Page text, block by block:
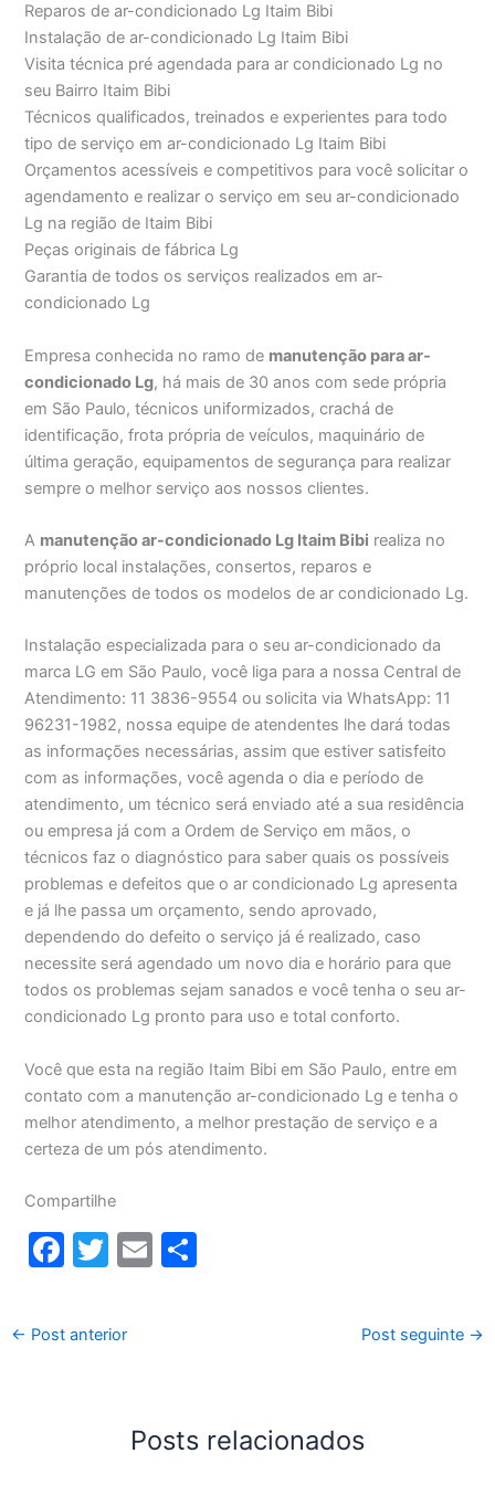
Reparos de ar-condicionado Lg Itaim Bibi
Instalação de ar-condicionado Lg Itaim Bibi
Visita técnica pré agendada para ar condicionado Lg no
seu Bairro Itaim Bibi
Técnicos qualificados, treinados e experientes para todo
tipo de serviço em ar-condicionado Lg Itaim Bibi
Orçamentos acessíveis e competitivos para você solicitar o
agendamento e realizar o serviço em seu ar-condicionado
Lg na região de Itaim Bibi
Peças originais de fábrica Lg
Garantia de todos os serviços realizados em ar-
condicionado Lg
Empresa conhecida no ramo de manutenção para ar-
condicionado Lg, há mais de 30 anos com sede própria
em São Paulo, técnicos uniformizados, crachá de
identificação, frota própria de veículos, maquinário de
última geração, equipamentos de segurança para realizar
sempre o melhor serviço aos nossos clientes.
A manutenção ar-condicionado Lg Itaim Bibi realiza no
próprio local instalações, consertos, reparos e
manutenções de todos os modelos de ar condicionado Lg.
Instalação especializada para o seu ar-condicionado da
marca LG em São Paulo, você liga para a nossa Central de
Atendimento: 11 3836-9554 ou solicita via WhatsApp: 11
96231-1982, nossa equipe de atendentes lhe dará todas
as informações necessárias, assim que estiver satisfeito
com as informações, você agenda o dia e período de
atendimento, um técnico será enviado até a sua residência
ou empresa já com a Ordem de Serviço em mãos, o
técnicos faz o diagnóstico para saber quais os possíveis
problemas e defeitos que o ar condicionado Lg apresenta
e já lhe passa um orçamento, sendo aprovado,
dependendo do defeito o serviço já é realizado, caso
necessite será agendado um novo dia e horário para que
todos os problemas sejam sanados e você tenha o seu ar-
condicionado Lg pronto para uso e total conforto.
Você que esta na região Itaim Bibi em São Paulo, entre em
contato com a manutenção ar-condicionado Lg e tenha o
melhor atendimento, a melhor prestação de serviço e a
certeza de um pós atendimento.
Compartilhe
F
c
e
T
itt
er
E
← Post anterior Post seguinte →
Posts relacionados